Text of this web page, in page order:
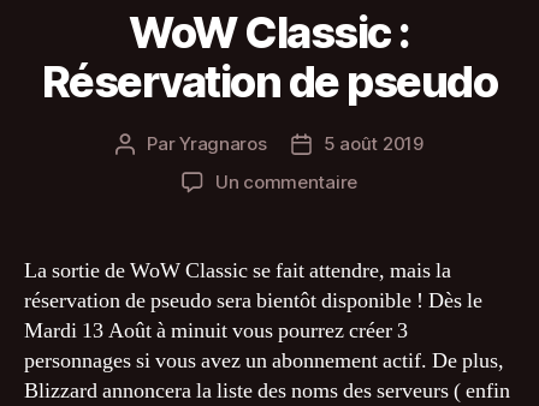
WoW Classic :
Réservation de pseudo
Auteur
ParYragnaros
Date
de
5 août 2019
Un commentairesur
:
Réservation
de
pseudo
La sortie de WoW Classic se fait attendre, mais la
réservation de pseudo sera bientôt disponible ! Dès le
Mardi 13 Août à minuit vous pourrez créer 3
personnages si vous avez un abonnement actif. De plus,
Blizzard annoncera la liste des noms des serveurs ( enfin